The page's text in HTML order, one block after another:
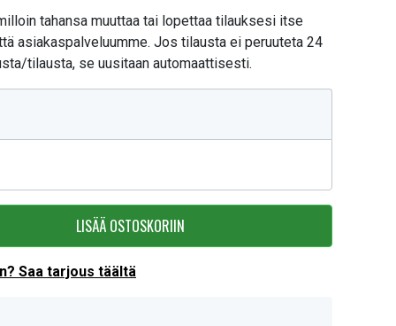
tahansa muuttaa tai lopettaa tilauksesi itse
asiakaspalveluumme. Jos tilausta ei peruuteta 24
tilausta, se uusitaan automaattisesti.
LISÄÄ OSTOSKORIIN
Saa tarjous täältä